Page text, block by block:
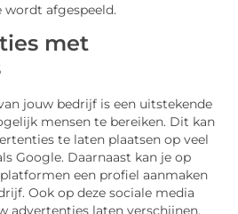
wordt afgespeeld.
met
jouw bedrijf is een uitstekende
mensen te bereiken. Dit kan
te laten plaatsen op veel
Google. Daarnaast kan je op
een profiel aanmaken
Ook op deze sociale media
advertenties laten verschijnen,